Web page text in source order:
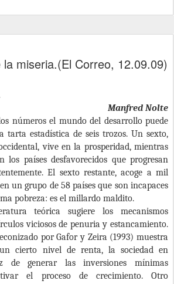
la miseria.(El Correo, 12.09.09)
Manfred Nolte
números el mundo del desarrollo puede
tarta estadística de seis trozos. Un sexto,
vive en la prosperidad, mientras
los países desfavorecidos que progresan
El sexto restante, acoge a mil
un grupo de 58 países que son incapaces
pobreza: es el millardo maldito.
teórica sugiere los mecanismos
viciosos de penuria y estancamiento.
por Gafor y Zeira (1993) muestra
cierto nivel de renta, la sociedad en
de generar las inversiones mínimas
el proceso de crecimiento. Otro